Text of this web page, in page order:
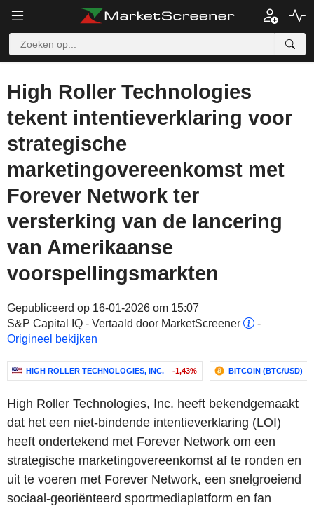
High Roller Technologies
tekent intentieverklaring voor
strategische
marketingovereenkomst met
Forever Network ter
versterking van de lancering
van Amerikaanse
voorspellingsmarkten
Gepubliceerd op 16-01-2026 om 15:07
S&P Capital IQ - Vertaald door MarketScreener
-
Origineel bekijken
HIGH ROLLER TECHNOLOGIES, INC. -1,43% BITCOIN (BTC/USD)
High Roller Technologies, Inc. heeft bekendgemaakt
dat het een niet-bindende intentieverklaring (LOI)
heeft ondertekend met Forever Network om een
strategische marketingovereenkomst af te ronden en
uit te voeren met Forever Network, een snelgroeiend
sociaal-georiënteerd sportmediaplatform en fan